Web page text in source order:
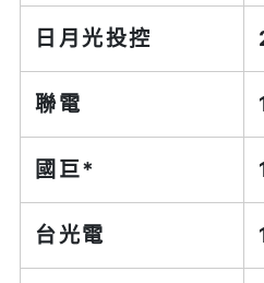
日月光投控
聯電
國巨*
台光電